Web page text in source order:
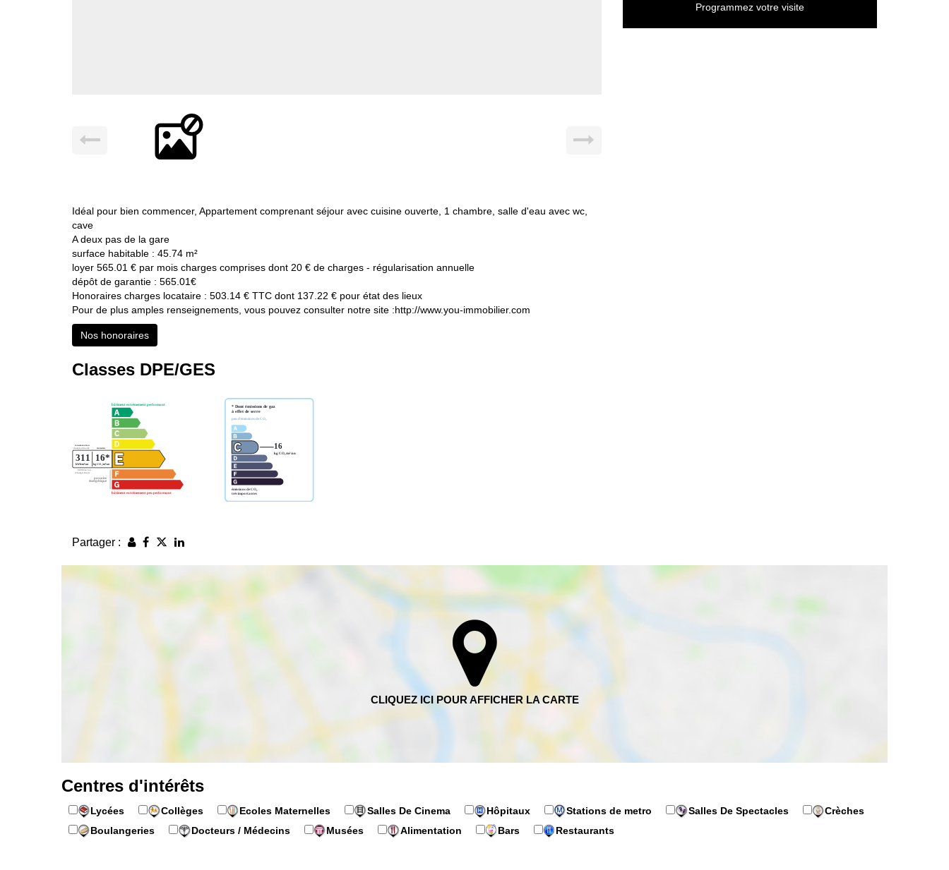
Idéal pour bien commencer, Appartement comprenant séjour avec cuisine ouverte, 1 chambre, salle d'eau avec wc,
cave
A deux pas de la gare
surface habitable : 45.74 m²
loyer 565.01 € par mois charges comprises dont 20 € de charges - régularisation annuelle
dépôt de garantie : 565.01€
Honoraires charges locataire : 503.14 € TTC dont 137.22 € pour état des lieux
Pour de plus amples renseignements, vous pouvez consulter notre site :http://www.you-immobilier.com
Nos honoraires
Classes DPE/GES
Partager :
Programmez votre visite
Centres d'intérêts
Lycées Collèges Ecoles Maternelles Salles De Cinema Hôpitaux Stations de metro Salles De Spectacles
Crèches
Boulangeries
Docteurs / Médecins Musées Alimentation Bars Restaurants